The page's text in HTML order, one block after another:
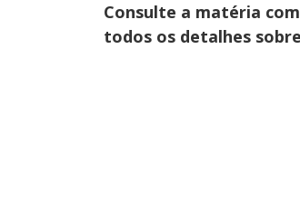
Consulte a matéria
todos os detalhes